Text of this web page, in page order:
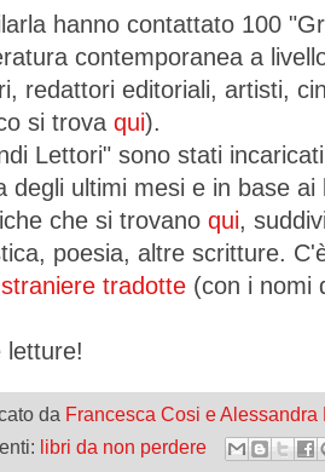
hanno contattato 100
contemporanea a
redattori editoriali, artisti,
si trova qui).
Lettori" sono stati
degli ultimi mesi e in base
che si trovano qui,
poesia, altre scritture.
tradotte (con i nomi
letture!
da Francesca Cosi e Alessandra
libri da non perdere